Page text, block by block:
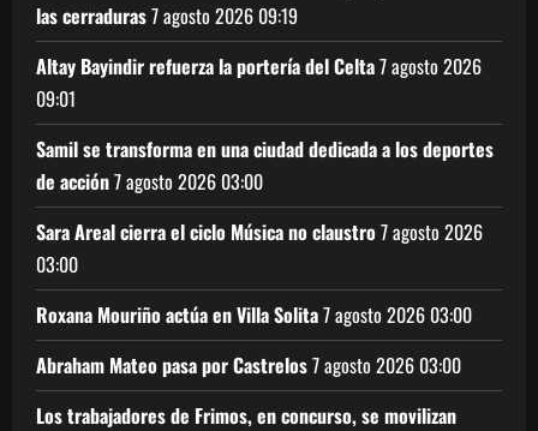
las cerraduras7 agosto 2026 09:19
Altay Bayindir refuerza la portería del Celta7 agosto 2026
09:01
Samil se transforma en una ciudad dedicada a los deportes
de acción7 agosto 2026 03:00
Sara Areal cierra el ciclo Música no claustro7 agosto 2026
03:00
Roxana Mouriño actúa en Villa Solita7 agosto 2026 03:00
Abraham Mateo pasa por Castrelos7 agosto 2026 03:00
Los trabajadores de Frimos, en concurso, se movilizan